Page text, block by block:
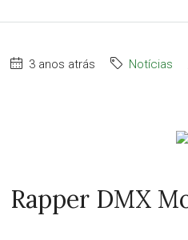
3 anos atrás Notícias
Rapper DMX